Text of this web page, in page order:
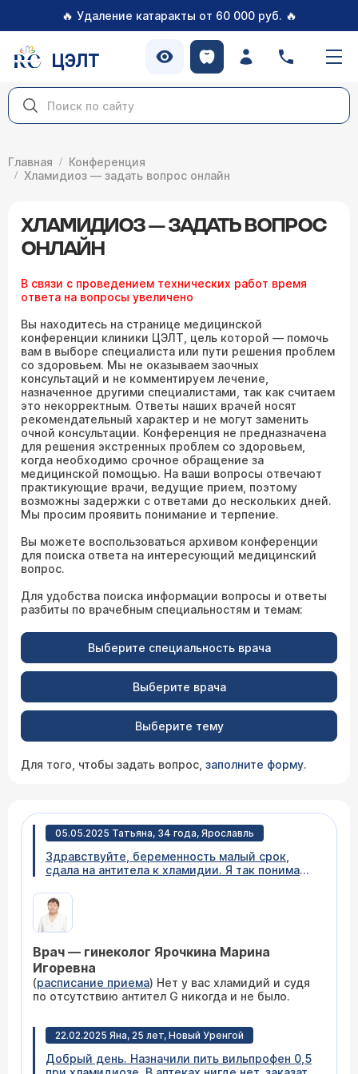
🔥 Удаление катаракты от 60 000 руб. 🔥
ЦЭЛТ
Главная
Конференция
Хламидиоз — задать вопрос онлайн
ХЛАМИДИОЗ — ЗАДАТЬ ВОПРОС
ОНЛАЙН
В связи с проведением технических работ время
ответа на вопросы увеличено
Вы находитесь на странице медицинской
конференции клиники ЦЭЛТ, цель которой — помочь
вам в выборе специалиста или пути решения проблем
со здоровьем. Мы не оказываем заочных
консультаций и не комментируем лечение,
назначенное другими специалистами, так как считаем
это некорректным. Ответы наших врачей носят
рекомендательный характер и не могут заменить
очной консультации. Конференция не предназначена
для решения экстренных проблем со здоровьем,
когда необходимо срочное обращение за
медицинской помощью. На ваши вопросы отвечают
практикующие врачи, ведущие прием, поэтому
возможны задержки с ответами до нескольких дней.
Мы просим проявить понимание и терпение.
Вы можете воспользоваться архивом конференции
для поиска ответа на интересующий медицинский
вопрос.
Для удобства поиска информации вопросы и ответы
разбиты по врачебным специальностям и темам:
Выберите специальность врача
Выберите врача
Выберите тему
Для того, чтобы задать вопрос, заполните форму.
05.05.2025 Татьяна, 34 года, Ярославль
Здравствуйте, беременность малый срок,
сдала на антитела к хламидии. Я так понимаю
лабораторий говориться что положительный
результат на момр это хроническая инфекция.
А это влечет за собой достаточно длительное
слову это вторая беременность,
благополучные роды и здоровый ребенок, в
ту беременность антитела не сдавала .
Свежее заражение точно невозможно. 1.
Антитела класса G (IgG) к хламидии
Антитела класса A (IgA): - Результат: - не
обнаружено. 3. Антитела класса M (IgM): -
Результат: не обнаружено. 4. Антитела класса
Врач — гинеколог Ярочкина Марина
Игоревна
(расписание приема) Нет у вас хламидий и судя
по отсутствию антител G никогда и не было.
22.02.2025 Яна, 25 лет, Новый Уренгой
Добрый день. Назначили пить вильпрофен 0,5